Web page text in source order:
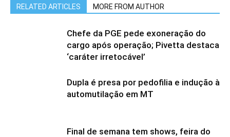
RELATED ARTICLES MORE FROM AUTHOR
Chefe da PGE pede exoneração do
cargo após operação; Pivetta destaca
‘caráter irretocável’
Dupla é presa por pedofilia e indução à
automutilação em MT
Final de semana tem shows, feira do